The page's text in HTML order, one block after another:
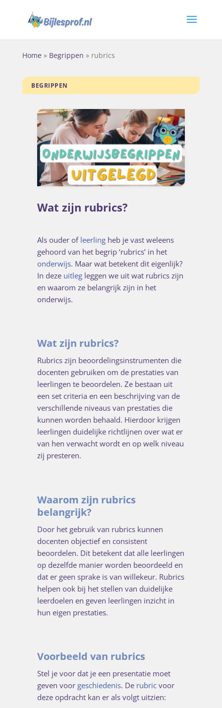
Home » Begrippen » rubrics
BEGRIPPEN
Wat zijn rubrics?
Als ouder of leerling heb je vast weleens
gehoord van het begrip ‘rubrics’ in het
onderwijs. Maar wat betekent dit eigenlijk?
In deze uitleg leggen we uit wat rubrics zijn
en waarom ze belangrijk zijn in het
onderwijs.
Wat zijn rubrics?
Rubrics zijn beoordelingsinstrumenten die
docenten gebruiken om de prestaties van
leerlingen te beoordelen. Ze bestaan uit
een set criteria en een beschrijving van de
verschillende niveaus van prestaties die
kunnen worden behaald. Hierdoor krijgen
leerlingen duidelijke richtlijnen over wat er
van hen verwacht wordt en op welk niveau
zij presteren.
Waarom zijn rubrics
belangrijk?
Door het gebruik van rubrics kunnen
docenten objectief en consistent
beoordelen. Dit betekent dat alle leerlingen
op dezelfde manier worden beoordeeld en
dat er geen sprake is van willekeur. Rubrics
helpen ook bij het stellen van duidelijke
leerdoelen en geven leerlingen inzicht in
hun eigen prestaties.
Voorbeeld van rubrics
Stel je voor dat je een presentatie moet
geven voor geschiedenis. De rubric voor
deze opdracht kan er als volgt uitzien: